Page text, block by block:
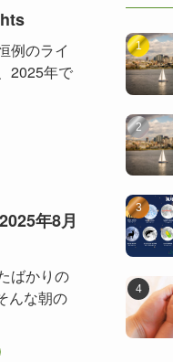
例のライ
2025年で
年8月
ばかりの
んな朝の